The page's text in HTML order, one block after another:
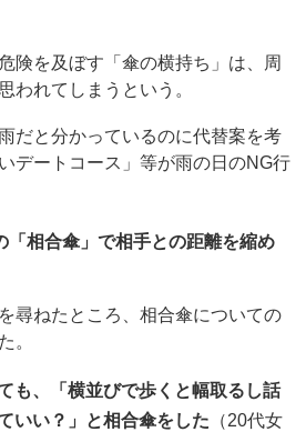
険を及ぼす「傘の横持ち」は、周
われてしまうという。
だと分かっているのに代替案を考
デートコース」等が雨の日のNG行
「相合傘」で相手との距離を縮め
尋ねたところ、相合傘についての
。
も、「横並びで歩くと幅取るし話
いい？」と相合傘をした （20代女